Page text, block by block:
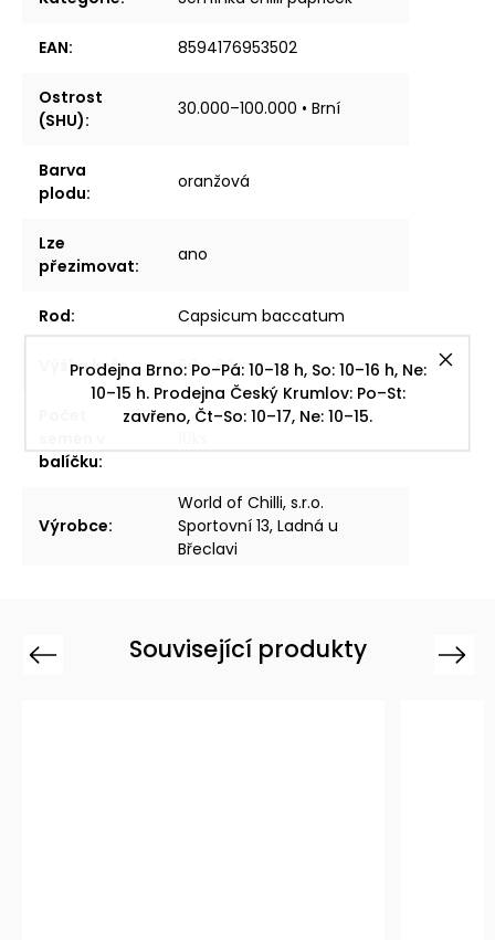
Prodejna Brno: Po–Pá: 10–18 h, So: 10–16 h, Ne:
10–15 h. Prodejna Český Krumlov: Po–St:
zavřeno, Čt–So: 10–17, Ne: 10–15.
EAN: 8594176953502
Ostrost
(SHU):
30.000–100.000 • Brní
Barva
plodu:
oranžová
Lze
přezimovat:
ano
Rod: Capsicum baccatum
Výška keře: 60 - 80 cm
balíčku:
Výrobce:
World of Chilli, s.r.o.
Sportovní 13, Ladná u
Břeclavi
Související produkty
Previous Next